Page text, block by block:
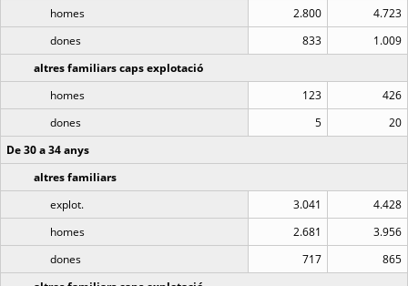
homes
2.800
4.723
dones
833
1.009
altres familiars caps explotació
homes
123
426
dones
5
20
De 30 a 34 anys
altres familiars
explot.
3.041
4.428
homes
2.681
3.956
dones
717
865